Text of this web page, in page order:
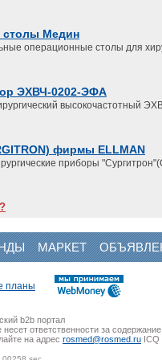
столы Медин
операционные столы для
ЭХВЧ-0202-ЭФА
высокочастотный
фирмы ELLMAN
приборы
МАРКЕТ
планы
b2b портал
ответственности за
на адрес rosmed@rosmed.ru ICQ